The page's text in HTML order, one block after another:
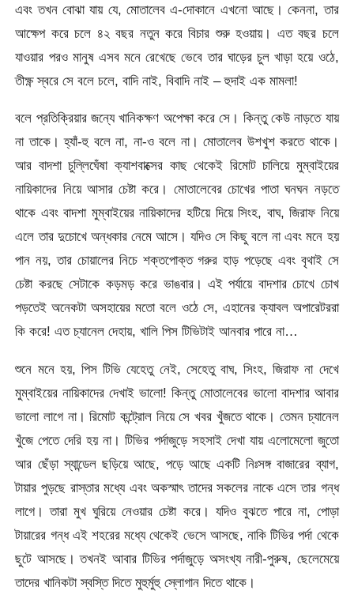
এবং তখন বোঝা যায় যে, মোতালেব এ-দোকানে এখনো আছে। কেননা, তার
আক্ষেপ করে চলে ৪২ বছর নতুন করে বিচার শুরু হওয়ায়। এত বছর চলে
যাওয়ার পরও মানুষ এসব মনে রেখেছে ভেবে তার ঘাড়ের চুল খাড়া হয়ে ওঠে,
তীক্ষ্ণ স্বরে সে বলে চলে, বাদি নাই, বিবাদি নাই – হুদাই এক মামলা!
বলে প্রতিক্রিয়ার জন্যে খানিকক্ষণ অপেক্ষা করে সে। কিন্তু কেউ নাড়তে যায়
না তাকে। হ্যাঁ-হু বলে না, না-ও বলে না। মোতালেব উশখুশ করতে থাকে।
আর বাদশা চুল্লিঘেঁষা ক্যাশবাক্সের কাছ থেকেই রিমোট চালিয়ে মুম্বাইয়ের
নায়িকাদের নিয়ে আসার চেষ্টা করে। মোতালেবের চোখের পাতা ঘনঘন নড়তে
থাকে এবং বাদশা মুম্বাইয়ের নায়িকাদের হটিয়ে দিয়ে সিংহ, বাঘ, জিরাফ নিয়ে
এলে তার দুচোখে অন্ধকার নেমে আসে। যদিও সে কিছু বলে না এবং মনে হয়
পান নয়, তার চোয়ালের নিচে শক্তপোক্ত গরুর হাড় পড়েছে এবং বৃথাই সে
চেষ্টা করছে সেটাকে কড়মড় করে ভাঙবার। এই পর্যায়ে বাদশার চোখে চোখ
পড়তেই অনেকটা অসহায়ের মতো বলে ওঠে সে, এহানের ক্যাবল অপারেটররা
কি করে! এত চ্যানেল দেহায়, খালি পিস টিভিটাই আনবার পারে না…
শুনে মনে হয়, পিস টিভি যেহেতু নেই, সেহেতু বাঘ, সিংহ, জিরাফ না দেখে
মুম্বাইয়ের নায়িকাদের দেখাই ভালো! কিন্তু মোতালেবের ভালো বাদশার আবার
ভালো লাগে না। রিমোট কন্ট্রোল নিয়ে সে খবর খুঁজতে থাকে। তেমন চ্যানেল
খুঁজে পেতে দেরি হয় না। টিভির পর্দাজুড়ে সহসাই দেখা যায় এলোমেলো জুতো
আর ছেঁড়া স্যান্ডেল ছড়িয়ে আছে, পড়ে আছে একটি নিঃসঙ্গ বাজারের ব্যাগ,
টায়ার পুড়ছে রাস্তার মধ্যে এবং অকস্মাৎ তাদের সকলের নাকে এসে তার গন্ধ
লাগে। তারা মুখ ঘুরিয়ে নেওয়ার চেষ্টা করে। যদিও বুঝতে পারে না, পোড়া
টায়ারের গন্ধ এই শহরের মধ্যে থেকেই ভেসে আসছে, নাকি টিভির পর্দা থেকে
ছুটে আসছে। তখনই আবার টিভির পর্দাজুড়ে অসংখ্য নারী-পুরুষ, ছেলেমেয়ে
তাদের খানিকটা স্বস্তি দিতে মুহুর্মুহু স্লোগান দিতে থাকে।